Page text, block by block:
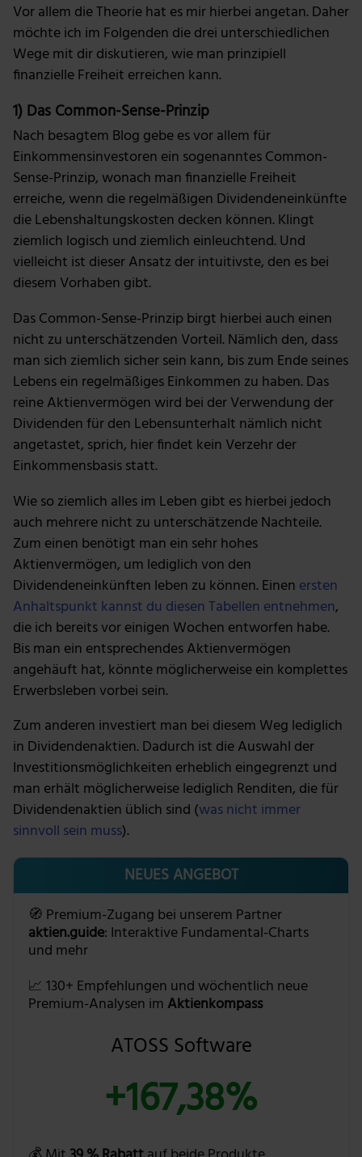
Vor allem die Theorie hat es mir hierbei angetan. Daher
möchte ich im Folgenden die drei unterschiedlichen
Wege mit dir diskutieren, wie man prinzipiell
finanzielle Freiheit erreichen kann.
1) Das Common-Sense-Prinzip
Nach besagtem Blog gebe es vor allem für
Einkommensinvestoren ein sogenanntes Common-
Sense-Prinzip, wonach man finanzielle Freiheit
erreiche, wenn die regelmäßigen Dividendeneinkünfte
die Lebenshaltungskosten decken können. Klingt
ziemlich logisch und ziemlich einleuchtend. Und
vielleicht ist dieser Ansatz der intuitivste, den es bei
diesem Vorhaben gibt.
Das Common-Sense-Prinzip birgt hierbei auch einen
nicht zu unterschätzenden Vorteil. Nämlich den, dass
man sich ziemlich sicher sein kann, bis zum Ende seines
Lebens ein regelmäßiges Einkommen zu haben. Das
reine Aktienvermögen wird bei der Verwendung der
Dividenden für den Lebensunterhalt nämlich nicht
angetastet, sprich, hier findet kein Verzehr der
Einkommensbasis statt.
Wie so ziemlich alles im Leben gibt es hierbei jedoch
auch mehrere nicht zu unterschätzende Nachteile.
Zum einen benötigt man ein sehr hohes
Aktienvermögen, um lediglich von den
Dividendeneinkünften leben zu können. Einen ersten
Anhaltspunkt kannst du diesen Tabellen entnehmen,
die ich bereits vor einigen Wochen entworfen habe.
Bis man ein entsprechendes Aktienvermögen
angehäuft hat, könnte möglicherweise ein komplettes
Erwerbsleben vorbei sein.
Zum anderen investiert man bei diesem Weg lediglich
in Dividendenaktien. Dadurch ist die Auswahl der
Investitionsmöglichkeiten erheblich eingegrenzt und
man erhält möglicherweise lediglich Renditen, die für
Dividendenaktien üblich sind (was nicht immer
sinnvoll sein muss).
NEUES ANGEBOT
🧭 Premium-Zugang bei unserem Partner
aktien.guide: Interaktive Fundamental-Charts
und mehr
📈 130+ Empfehlungen und wöchentlich neue
Premium-Analysen im Aktienkompass
ATOSS Software
+167,38%